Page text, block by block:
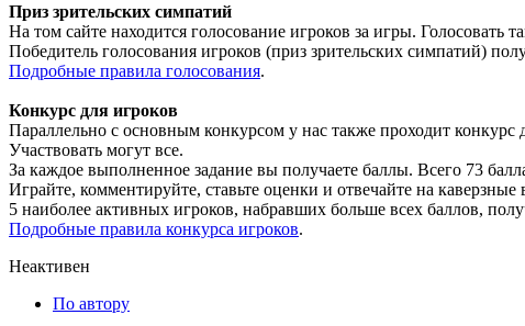
Приз зрительских симпатий
На том сайте находится голосование игроков за игры.
Победитель голосования игроков (приз зрительских симпатий)
Подробные правила голосования.
Конкурс для игроков
Параллельно с основным конкурсом у нас также проходит конкурс
Участвовать могут все.
За каждое выполненное задание вы получаете баллы. Всего 73
Играйте, комментируйте, ставьте оценки и отвечайте на каверзные
5 наиболее активных игроков, набравших больше всех баллов,
Подробные правила конкурса игроков.
Неактивен
По автору